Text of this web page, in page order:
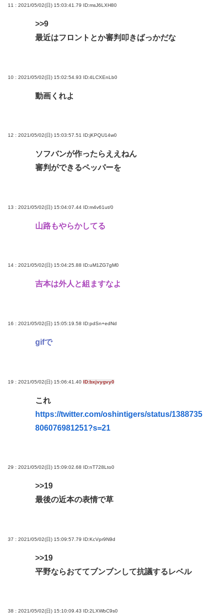
11 : 2021/05/02(日) 15:03:41.79 ID:msJ6LXH80
>>9
最近はフロントとか審判叩きばっかだな
10 : 2021/05/02(日) 15:02:54.93 ID:4LCXEnLb0
動画くれよ
12 : 2021/05/02(日) 15:03:57.51 ID:jKPQU14w0
ソフバンが作ったらええねん
審判ができるペッパーを
13 : 2021/05/02(日) 15:04:07.44 ID:m4v61ut/0
山路もやらかしてる
14 : 2021/05/02(日) 15:04:25.88 ID:uM1ZG7gM0
吉本は外人と組ますなよ
16 : 2021/05/02(日) 15:05:19.58 ID:pdSn+edNd
gifで
19 : 2021/05/02(日) 15:06:41.40 ID:bxjvygvy0
これ
https://twitter.com/oshintigers/status/1388735
806076981251?s=21
29 : 2021/05/02(日) 15:09:02.68 ID:nT728Lto0
>>19
最後の近本の表情で草
37 : 2021/05/02(日) 15:09:57.79 ID:KcVpr9N9d
>>19
平野ならおててブンブンして抗議するレベル
38 : 2021/05/02(日) 15:10:09.43 ID:2LXWbC9s0